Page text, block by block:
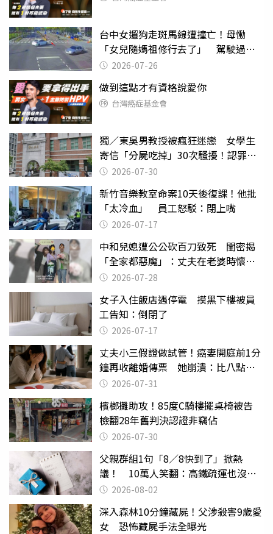
台中女遛狗走斑馬線遭撞亡！母慟
「女兒隨媽祖修行去了」 駕駛過失
致死判9月
2026-07-26
做到這點才有資格說愛你
台灣癌症基金會
獨／東吳男教授被瘋狂迷戀 女學生
寄信「分屍吃掉」30次騷擾！認罪免
關 2026-07-30
新竹音樂教室命案10天後復課！他批
「太冷血」 員工怒駁：閉上嘴
2026-07-17
中和兒媳遭公公砍百刀致死 閨密揭
「全家都惡魔」：丈夫在老婆時懷孕
摔東西
2026-07-28
女子入住飯店遇停電 摸黑下樓被員
工告知：倒閉了
2026-07-17
丈夫小三假證做試管！癌妻開庭前1分
鐘再收離婚傳票 她崩潰：比八點檔
還扯2026-07-31
檳榔攤助攻！85度C騎樓擺桌椅被告
檢翻28年舊判決認證非竊佔
2026-07-30
父親群組1句「8／8快到了」掀熱
議！ 10萬人笑翻：高鐵疏運也沒列
父親節
2026-08-02
深入森林10分鐘藏屍！父涉殺害9歲愛
女 恐怖藏屍手法全曝光